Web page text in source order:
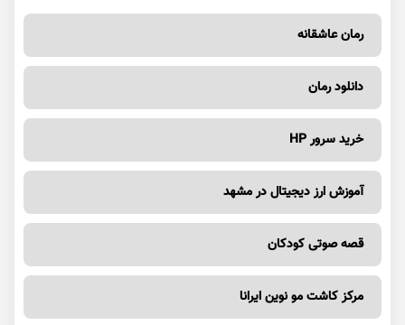
رمان عاشقانه
دانلود رمان
خرید سرور HP
آموزش ارز دیجیتال در مشهد
قصه صوتی کودکان
مرکز کاشت مو نوین ایرانا